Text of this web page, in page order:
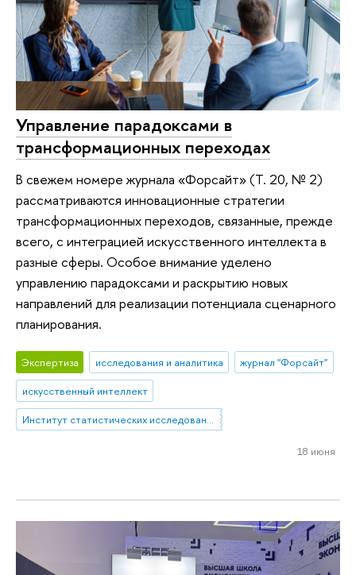
Управление парадоксами в
трансформационных переходах
В свежем номере журнала «Форсайт» (Т. 20, № 2)
рассматриваются инновационные стратегии
трансформационных переходов, связанные, прежде
всего, с интеграцией искусственного интеллекта в
разные сферы. Особое внимание уделено
управлению парадоксами и раскрытию новых
направлений для реализации потенциала сценарного
планирования.
Экспертиза исследования и аналитика
журнал "Форсайт"
искусственный интеллект
Институт статистических исследований и экономики знаний
18 июня